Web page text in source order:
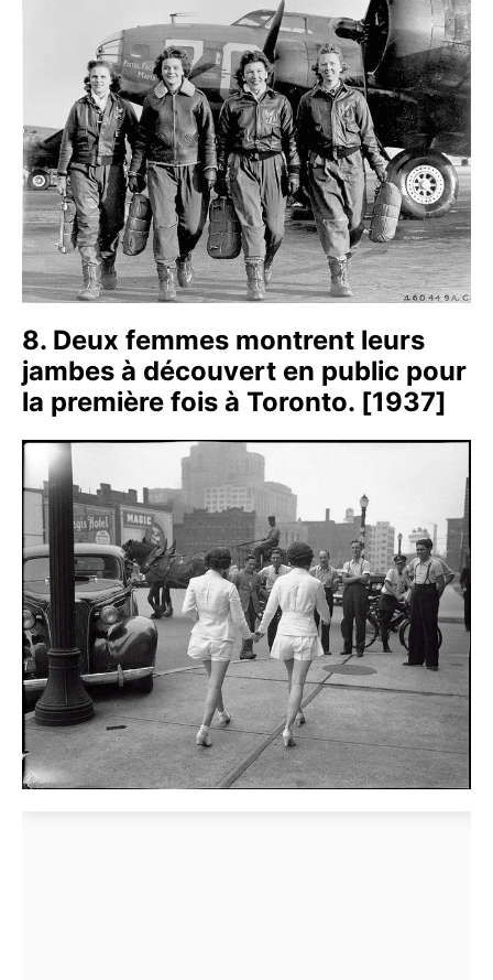
8. Deux femmes montrent leurs
jambes à découvert en public pour
la première fois à Toronto. [1937]